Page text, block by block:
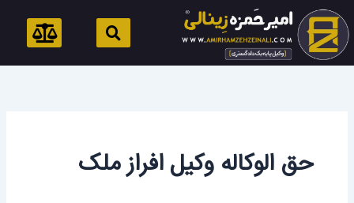
پرش
به
محتوا
حق الوکاله وکیل افراز ملک